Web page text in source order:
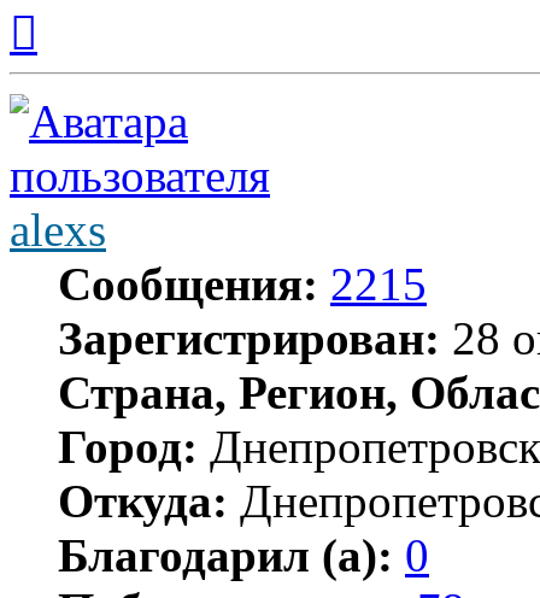
началу
alexs
Сообщения: 2215
Зарегистрирован: 28
Страна, Регион,
Город: Днепропетровск
Откуда:
Благодарил (а): 0